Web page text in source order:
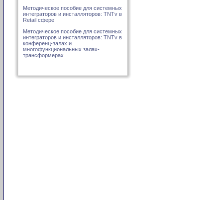
Методическое пособие для системных
интеграторов и инсталляторов: TNTv в
Retail сфере
Методическое пособие для системных
интеграторов и инсталляторов: TNTv в
конференц-залах и
многофункциональных залах-
трансформерах